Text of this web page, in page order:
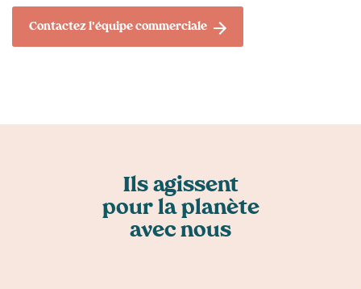
Contactez l'équipe commerciale
Ils agissent
pour la planète
avec nous